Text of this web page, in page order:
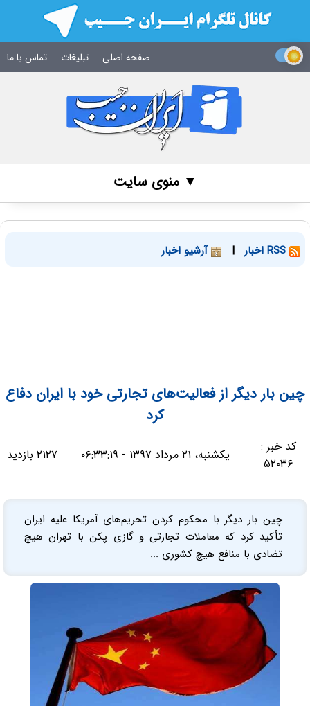
صفحه اصلی تبلیغات تماس با ما
▼ منوی سایت
| آرشیو اخبار
چین بار دیگر از فعالیت‌های تجارتی خود با ایران دفاع
کرد
کد خبر :
۵۲۰۳۶
یکشنبه، ۲۱ مرداد ۱۳۹۷ - ۰۶:۳۳:۱۹ ۲۱۲۷ بازدید
چین بار دیگر با محکوم کردن تحریم‌های آمریکا علیه ایران
تأکید کرد که معاملات تجارتی و گازی پکن با تهران هیچ
تضادی با منافع هیچ کشوری ...